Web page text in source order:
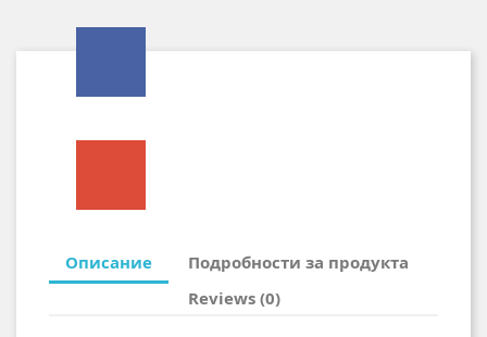
Описание
Подробности за продукта
Reviews (0)